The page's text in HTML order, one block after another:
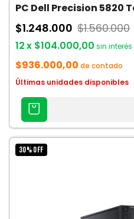
PC Dell Precision 5820
$1.248.000 $1.560.000
12x $104.000,00 sin interés
$936.000,00 de contado
Últimas unidades disponibles
AGREGAR
CARRITO
30%OFF